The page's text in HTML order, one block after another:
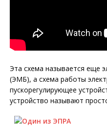
Эта схема называется еще
(ЭМБ), а схема работы
пускорегулирующее
устройство называют